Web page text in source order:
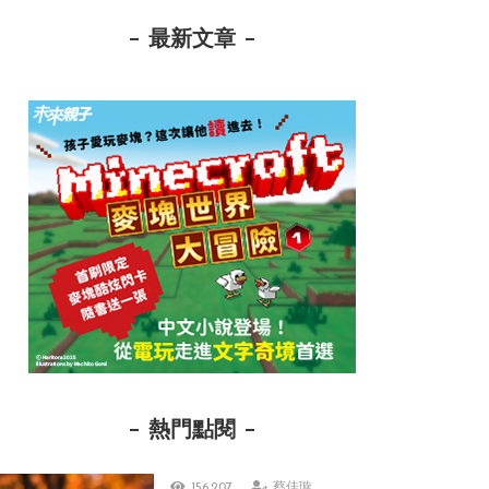
最新文章
熱門點閱